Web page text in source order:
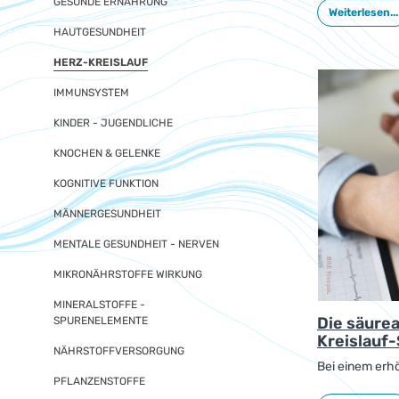
HAUTGESUNDHEIT
HERZ-KREISLAUF
IMMUNSYSTEM
KINDER - JUGENDLICHE
KNOCHEN & GELENKE
KOGNITIVE FUNKTION
MÄNNERGESUNDHEIT
MENTALE GESUNDHEIT - NERVEN
MIKRONÄHRSTOFFE WIRKUNG
MINERALSTOFFE -
SPURENELEMENTE
NÄHRSTOFFVERSORGUNG
PFLANZENSTOFFE
Weiterlesen...
Die
Bei einem
B. bei einem